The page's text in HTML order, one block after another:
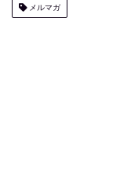
メルマガ